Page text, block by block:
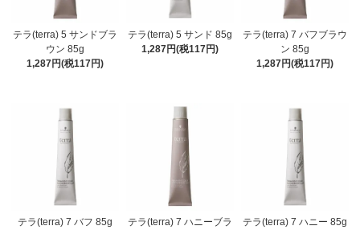
テラ(terra) 5 サンドブラ
ウン 85g
1,287円(税117円)
テラ(terra) 5 サンド 85g
1,287円(税117円)
テラ(terra) 7 バフブラウ
ン 85g
1,287円(税117円)
テラ(terra) 7 バフ 85g
テラ(terra) 7 ハニーブラ
テラ(terra) 7 ハニー 85g